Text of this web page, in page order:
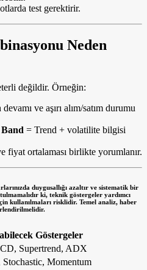
test gerektirir.
Neden
değildir. Örneğin:
ve aşırı alım/satım durumu
= Trend + volatilite bilgisi
fiyat ortalaması birlikte yorumlanır.
duygusallığı azaltır ve sistematik bir
ki, teknik göstergeler yardımcı
kullanılmaları risklidir. Temel analiz, haber
Göstergeler
Supertrend, ADX
Momentum